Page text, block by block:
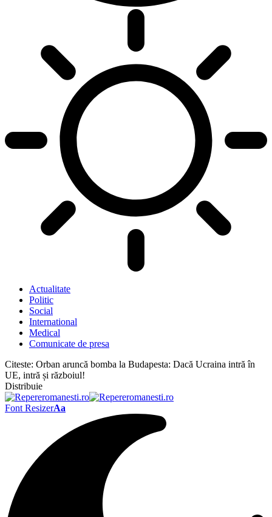
Actualitate
Politic
Social
International
Medical
Comunicate de presa
Citeste: Orban aruncă bomba la Budapesta: Dacă Ucraina intră în
UE, intră și războiul!
Distribuie
Font ResizerAa